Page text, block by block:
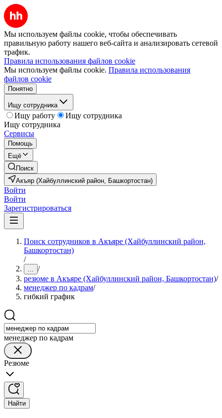
Мы используем файлы cookie, чтобы обеспечивать
правильную работу нашего веб-сайта и анализировать сетевой
трафик.
Правила использования файлов cookie
Мы используем файлы cookie. Правила использования
файлов cookie
Понятно
Ищу сотрудника
Ищу работу
Ищу сотрудника
Ищу сотрудника
Сервисы
Помощь
Ещё
Поиск
Акъяр (Хайбуллинский район, Башкортостан)
Войти
Войти
Зарегистрироваться
Поиск сотрудников в Акъяре (Хайбуллинский район,
Башкортостан)
/
... /
резюме в Акъяре (Хайбуллинский район, Башкортостан)/
менеджер по кадрам/
гибкий график
менеджер по кадрам
Резюме
Найти